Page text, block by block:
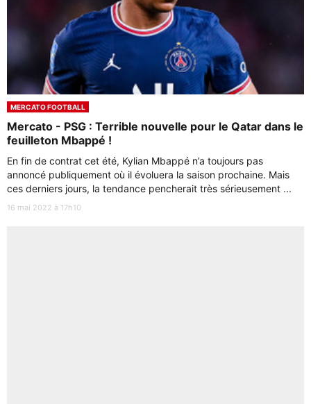
MERCATO FOOTBALL
Mercato - PSG : Terrible nouvelle pour le Qatar dans le
feuilleton Mbappé !
En fin de contrat cet été, Kylian Mbappé n’a toujours pas
annoncé publiquement où il évoluera la saison prochaine. Mais
ces derniers jours, la tendance pencherait très sérieusement ...
16 mai 2022 à 17h10